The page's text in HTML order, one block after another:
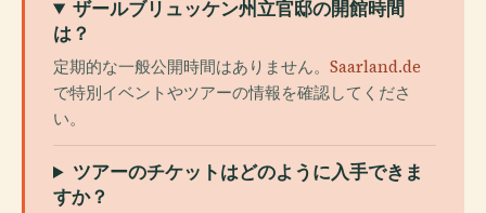
ザールブリュッケン州立官邸の開館時間
は？
定期的な一般公開時間はありません。 Saarland.de
で特別イベントやツアーの情報を確認してくださ
い。
ツアーのチケットはどのように入手できま
すか？